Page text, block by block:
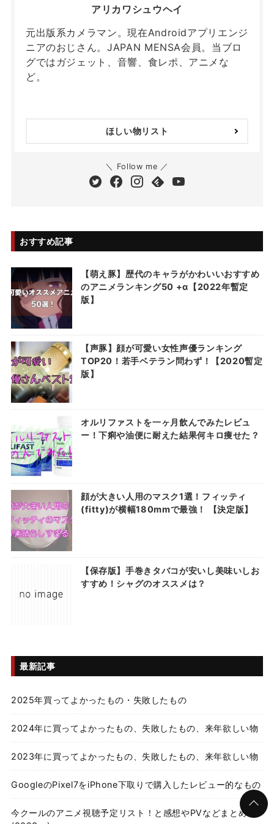
アリカワシュウヘイ
元出版系カメラマン。現在Androidアプリエンジ
ニアのおじさん。JAPAN MENSA会員。当ブロ
グではガジェット、音響、食レポ、アニメな
ど。
ほしい物リスト
＼ Follow me ／
おすすめ記事
【萌え豚】歴代のキャラがかわいいおすすめ
のアニメランキング50 +α【2022年暫定
版】
【声豚】顔が可愛い女性声優ランキング
TOP20！若手ベテラン問わず！【2020暫定
版】
オルリファストを一ヶ月飲んでみたレビュ
ー！下痢や油便に耐えた結果何キロ痩せた？
顔が大きい人用のマスク1選！フィッティ
(fitty)が横幅180mmで最強！ 【決定版】
【保存版】手巻きタバコが安いし美味いしお
すすめ！シャグのオススメは？
最新記事
2025年買ってよかったもの・失敗したもの
2024年に買ってよかったもの、失敗したもの、来年欲しい物
2023年に買ってよかったもの、失敗したもの、来年欲しい物
GoogleのPixel7をiPhone下取りで購入したレビュー的なもの
今クールのアニメ視聴予定リスト！と感想やPVなどまとめ